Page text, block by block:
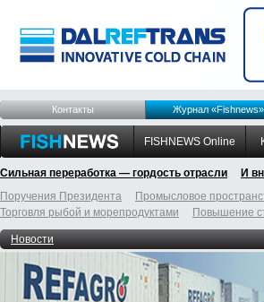
Контакты Журнал «Fishnews»
FISHNEWS Online
Сильная переработка — гордость отрасли И
Поручения Президента
Промысловое
Торговля рыбой и морепродуктами
Повышение
Новости